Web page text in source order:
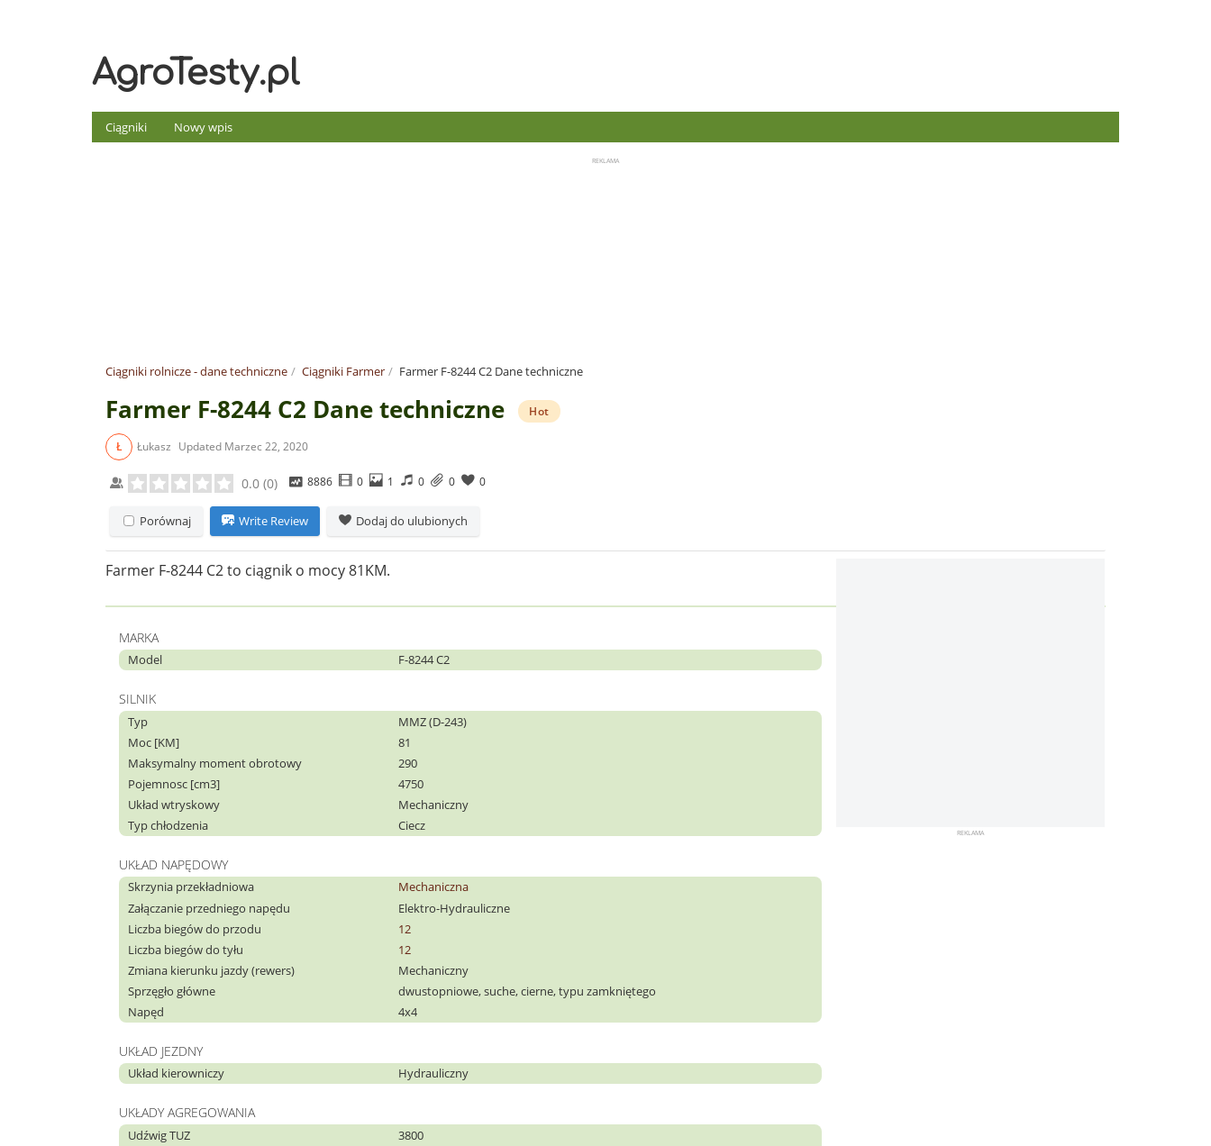
AgroTesty.pl
Ciągniki Nowy wpis
Ciągniki rolnicze - dane techniczne Ciągniki Farmer Farmer F-8244 C2 Dane techniczne
Farmer F-8244 C2 Dane techniczne Hot
Ł Łukasz Updated Marzec 22, 2020
0.0 (0) 8886 0 1 0 0 0
Porównaj Write Review Dodaj do ulubionych
Farmer F-8244 C2 to ciągnik o mocy 81KM.
MARKA
Model F-8244 C2
SILNIK
Typ
MMZ (D-243)
Moc [KM]
81
Maksymalny moment obrotowy
290
Pojemnosc [cm3]
4750
Układ wtryskowy
Mechaniczny
Typ chłodzenia
Ciecz
UKŁAD NAPĘDOWY
Skrzynia przekładniowa
Mechaniczna
Załączanie przedniego napędu
Elektro-Hydrauliczne
Liczba biegów do przodu
12
Liczba biegów do tyłu
12
Zmiana kierunku jazdy (rewers)
Mechaniczny
Sprzęgło główne
dwustopniowe, suche, cierne, typu zamkniętego
Napęd
4x4
UKŁAD JEZDNY
Układ kierowniczy Hydrauliczny
UKŁADY AGREGOWANIA
Udźwig TUZ
3800